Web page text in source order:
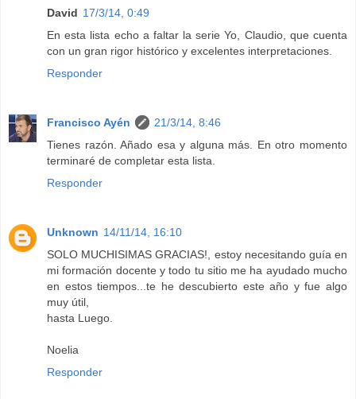
David 17/3/14, 0:49
En esta lista echo a faltar la serie Yo, Claudio, que cuenta
con un gran rigor histórico y excelentes interpretaciones.
Responder
Francisco Ayén
21/3/14, 8:46
Tienes razón. Añado esa y alguna más. En otro momento
terminaré de completar esta lista.
Responder
Unknown 14/11/14, 16:10
SOLO MUCHISIMAS GRACIAS!, estoy necesitando guía en
mi formación docente y todo tu sitio me ha ayudado mucho
en estos tiempos...te he descubierto este año y fue algo
muy útil,
hasta Luego.
Noelia
Responder